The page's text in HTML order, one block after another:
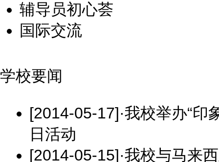
辅导员初心荟
国际交流
学校要闻
[2014-05-17]·我校举办“印
日活动
[2014-05-15]·我校与马来